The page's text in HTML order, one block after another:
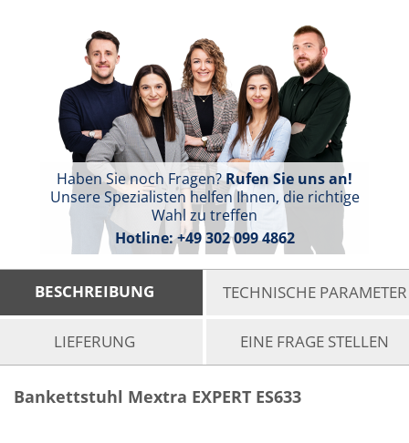
Haben Sie noch Fragen?Rufen Sie uns an!
Unsere Spezialisten helfen Ihnen, die richtige
Wahl zu treffen
Hotline:+49 302 099 4862
BESCHREIBUNG TECHNISCHE PARAMETER
LIEFERUNG EINE FRAGE STELLEN
Bankettstuhl Mextra EXPERT ES633